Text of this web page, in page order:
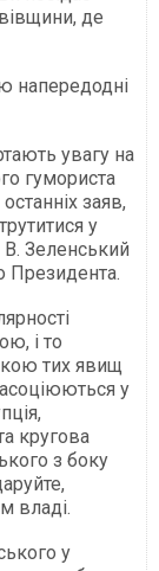
де
напередодні
увагу на
гумориста
заяв,
у
В. Зеленський
Президента.
і то
тих явищ
у
кругова
з боку
владі.
у